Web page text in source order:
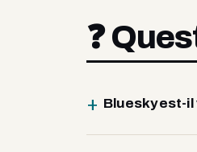
❓
Bluesky est-